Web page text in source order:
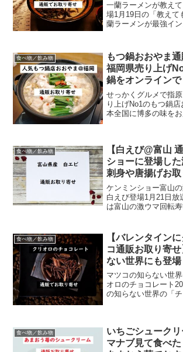
一蘭ラーメンが教え
場1月19日の「教えて
蘭ラーメンが最強イ
一蘭ラーメンについ
が、まずはお取り寄
食べ物／飲み物
もつ鍋おおやま
福岡県売り上げ
鍋をオンラインで
せっかくグルメで指
り上げNo1のもつ鍋
本全国に博多の味をお
ます。絶品もつと、
食べ物／飲み物
【白えび@富山
ショーに登場した
刺身や唐揚げお
ケンミンショー富山
白えび登場1月21日放
は富山の激ウマ回転寿
できる富山産白えび
の宝石 白エビ！ポテ
食べ物／飲み物
【バレンタイン
コ通販お取り寄
ない世界にも登
マツコの知らない世
オロのチョコレート
の知らない世界の「チ
ートが飛ぶように...
食べ物／飲み物
いちごシューク
マナブ見て食べた